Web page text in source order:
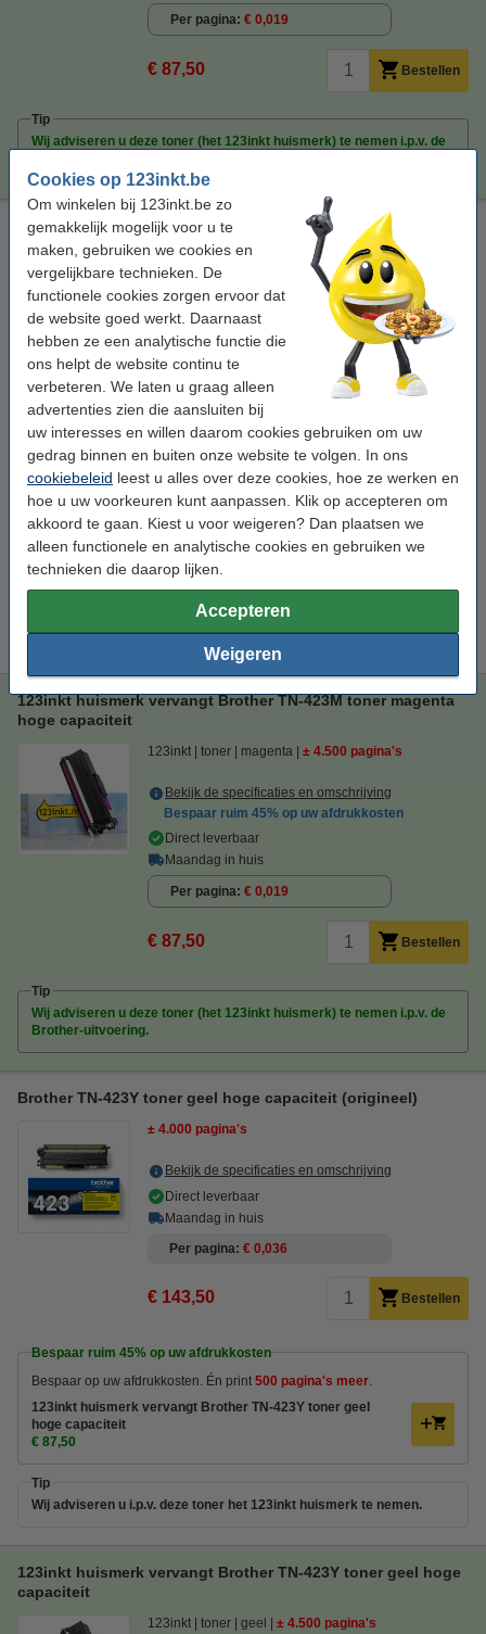
Cookies op 123inkt.be
Om winkelen bij 123inkt.be zo
gemakkelijk mogelijk voor u te
maken, gebruiken we cookies en
vergelijkbare technieken. De
functionele cookies zorgen ervoor dat
de website goed werkt. Daarnaast
hebben ze een analytische functie die
ons helpt de website continu te
verbeteren. We laten u graag alleen
advertenties zien die aansluiten bij
uw interesses en willen daarom cookies gebruiken om uw
gedrag binnen en buiten onze website te volgen. In ons
cookiebeleid leest u alles over deze cookies, hoe ze werken en
hoe u uw voorkeuren kunt aanpassen. Klik op accepteren om
akkoord te gaan. Kiest u voor weigeren? Dan plaatsen we
alleen functionele en analytische cookies en gebruiken we
technieken die daarop lijken.
Accepteren
Weigeren
Per pagina € 0,019
€ 87,50 Bestellen
Tip
Wij adviseren u deze toner (het 123inkt huismerk) te nemen i.p.v. de
Brother TN-423M toner magenta hoge capaciteit (origineel)
± 4.000 pagina's
Bekijk de specificaties en omschrijving
Direct leverbaar
Maandag in huis
€ 143,50
Bespaar ruim45%op uw afdrukkosten
Bespaar op uw afdrukkosten. Én print500 pagina's meer.
123inkt huismerk vervangt Brother TN-423M toner magenta
hoge capaciteit
€ 87,50
Wij adviseren u i.p.v. deze toner het 123inkt huismerk te nemen.
123inkt huismerk vervangt Brother TN-423M toner magenta
hoge capaciteit
123inkt toner magenta ± 4.500 pagina's
Bekijk de specificaties en omschrijving
Bespaar ruim 45% op uw afdrukkosten
Direct leverbaar
Maandag in huis
Per pagina € 0,019
€ 87,50 Bestellen
Tip
Wij adviseren u deze toner (het 123inkt huismerk) te nemen i.p.v. de
Brother-uitvoering.
Brother TN-423Y toner geel hoge capaciteit (origineel)
± 4.000 pagina's
Bekijk de specificaties en omschrijving
Direct leverbaar
Maandag in huis
Per pagina € 0,036
€ 143,50 Bestellen
Bespaar ruim 45% op uw afdrukkosten
Bespaar op uw afdrukkosten. Én print 500 pagina's meer
123inkt huismerk vervangt Brother TN-423Y toner geel
hoge capaciteit
€ 87,50
Tip
Wij adviseren u i.p.v. deze toner het 123inkt huismerk te nemen.
123inkt huismerk vervangt Brother TN-423Y toner geel hoge
capaciteit
123inkt toner geel ± 4.500 pagina's